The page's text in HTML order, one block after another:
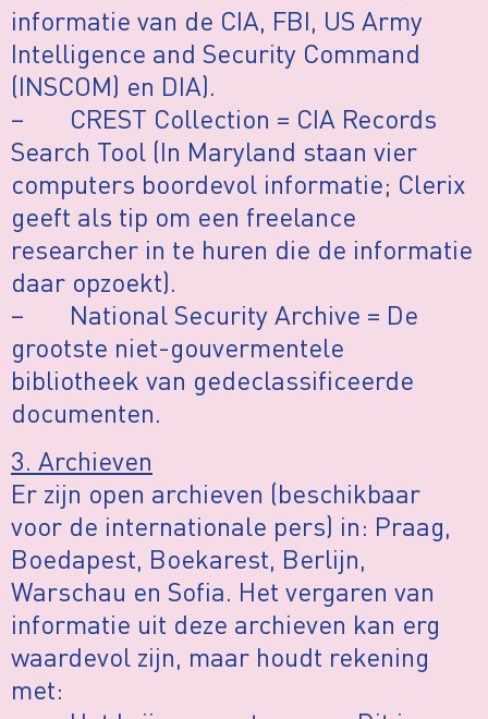
informatie van de CIA, FBI, US Army
Intelligence and Security Command
(INSCOM) en DIA).
– CREST Collection = CIA Records
Search Tool (In Maryland staan vier
computers boordevol informatie; Clerix
geeft als tip om een freelance
researcher in te huren die de informatie
daar opzoekt).
– National Security Archive = De
grootste niet-gouvermentele
bibliotheek van gedeclassificeerde
documenten.
3. Archieven
Er zijn open archieven (beschikbaar
voor de internationale pers) in: Praag,
Boedapest, Boekarest, Berlijn,
Warschau en Sofia. Het vergaren van
informatie uit deze archieven kan erg
waardevol zijn, maar houdt rekening
met: